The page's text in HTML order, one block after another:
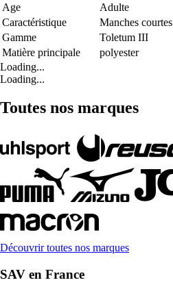
Age
Adulte
Caractéristique
Manches courtes
Gamme
Toletum III
Matière principale
polyester
Loading...
Loading...
Toutes nos marques
Découvrir toutes nos marques
SAV en France